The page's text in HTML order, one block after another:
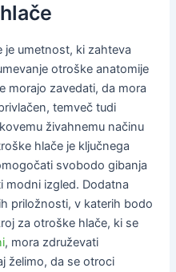
je umetnost, ki zahteva
otroške anatomije
morajo zavedati, da mora
temveč tudi
živahnemu načinu
hlače je ključnega
svobodo gibanja
modni izgled. Dodatna
priložnosti, v katerih bodo
za otroške hlače, ki se
, mora združevati
želimo, da se otroci